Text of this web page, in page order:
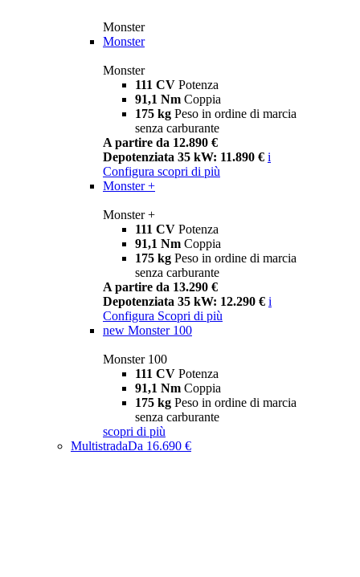
Monster
Monster
Monster
111 CV Potenza
91,1 Nm Coppia
175 kg Peso in ordine di marcia
senza carburante
A partire da 12.890 €
Depotenziata 35 kW: 11.890 € i
Configura scopri di più
Monster +
Monster +
111 CV Potenza
91,1 Nm Coppia
175 kg Peso in ordine di marcia
senza carburante
A partire da 13.290 €
Depotenziata 35 kW: 12.290 € i
Configura Scopri di più
new Monster 100
Monster 100
111 CV Potenza
91,1 Nm Coppia
175 kg Peso in ordine di marcia
senza carburante
scopri di più
MultistradaDa 16.690 €